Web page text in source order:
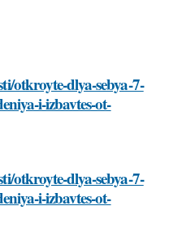
otkroyte-dlya-sebya-7-
i-izbavtes-ot-
otkroyte-dlya-sebya-7-
i-izbavtes-ot-